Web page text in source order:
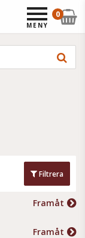
Filtrera
Framåt
Framåt
0
MENY